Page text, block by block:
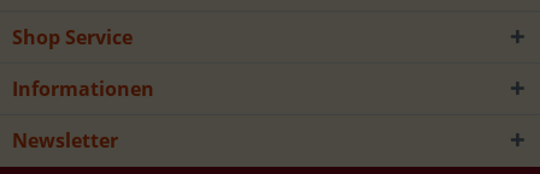
Shop Service
Informationen
Newsletter